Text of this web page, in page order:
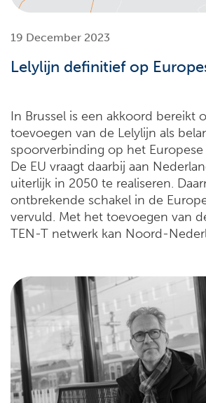
19 December 2023
Lelylijn definitief op
In Brussel is een akkoord bereikt
toevoegen van de Lelylijn als
spoorverbinding op het
De EU vraagt daarbij aan
uiterlijk in 2050 te realiseren.
ontbrekende schakel in de
vervuld. Met het toevoegen van
TEN-T netwerk kan Noord-